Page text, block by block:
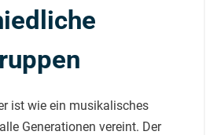
ist wie ein musikalisches
Generationen vereint. Der